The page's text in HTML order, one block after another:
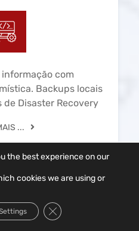
com
Backups locais
de Disaster Recovery
...
the best experience on our
cookies we are using or
Close GDPR Cookie